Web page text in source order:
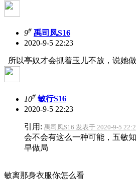
9# 禹司凤S16
2020-9-5 22:23
所以亭奴才会抓着玉儿不放，说她
10# 敏行S16
2020-9-5 22:23
引用: 禹司凤S16 发表于 2020-9-5
会不会有这么一种可能，五敏
早做局
敏离那身衣服你怎么看